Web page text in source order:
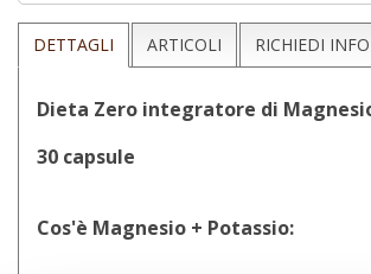
DETTAGLI ARTICOLI RICHIEDI INFO
Dieta Zero integratore di
30 capsule
Cos'è Magnesio + Potassio: